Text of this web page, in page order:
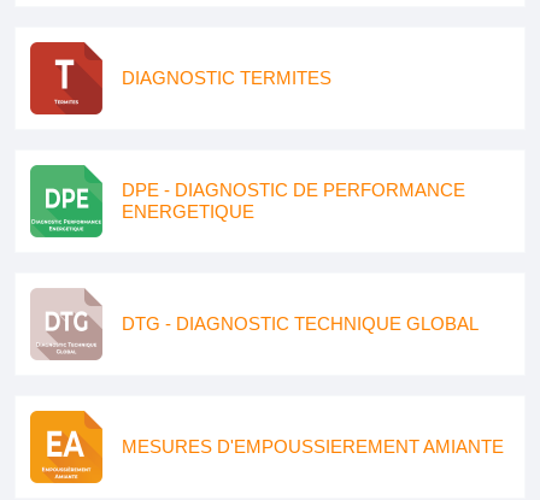
DIAGNOSTIC TERMITES
DPE - DIAGNOSTIC DE PERFORMANCE
ENERGETIQUE
DTG - DIAGNOSTIC TECHNIQUE GLOBAL
MESURES D'EMPOUSSIEREMENT AMIANTE